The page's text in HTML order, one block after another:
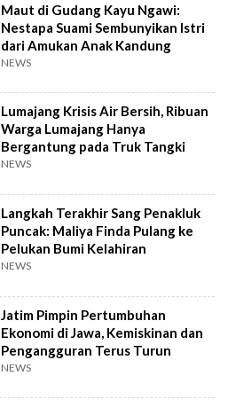
Maut di Gudang Kayu Ngawi:
Nestapa Suami Sembunyikan Istri
dari Amukan Anak Kandung
NEWS
Lumajang Krisis Air Bersih, Ribuan
Warga Lumajang Hanya
Bergantung pada Truk Tangki
NEWS
Langkah Terakhir Sang Penakluk
Puncak: Maliya Finda Pulang ke
Pelukan Bumi Kelahiran
NEWS
Jatim Pimpin Pertumbuhan
Ekonomi di Jawa, Kemiskinan dan
Pengangguran Terus Turun
NEWS